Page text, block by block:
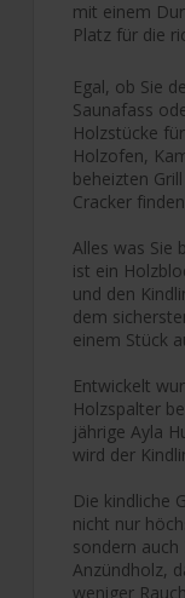
mit einem
Platz für die
Egal, ob Sie
Saunafass
Holzstücke
Holzofen,
beheizten
Cracker
Alles was Sie
ist ein
und den
dem
einem Stück
Entwickelt
Holzspalter
jährige Ayla
wird der
Die kindliche
nicht nur
sondern
Anzündholz,
weniger